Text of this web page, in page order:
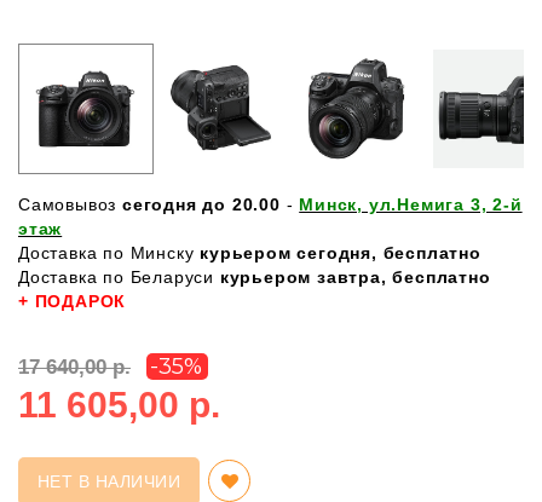
Самовывоз сегодня до 20.00 - Минск, ул.Немига 3, 2-й
этаж
Доставка по Минску курьером сегодня, бесплатно
Доставка по Беларуси курьером завтра, бесплатно
+ ПОДАРОК
17 640,00 р. -35%
11 605,00 р.
НЕТ В НАЛИЧИИ